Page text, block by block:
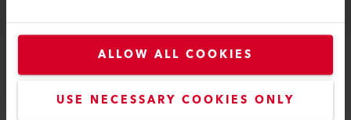
ALLOW ALL COOKIES
USE NECESSARY COOKIES ONLY